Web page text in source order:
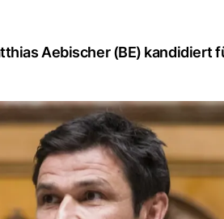
Aebischer (BE) kandidiert